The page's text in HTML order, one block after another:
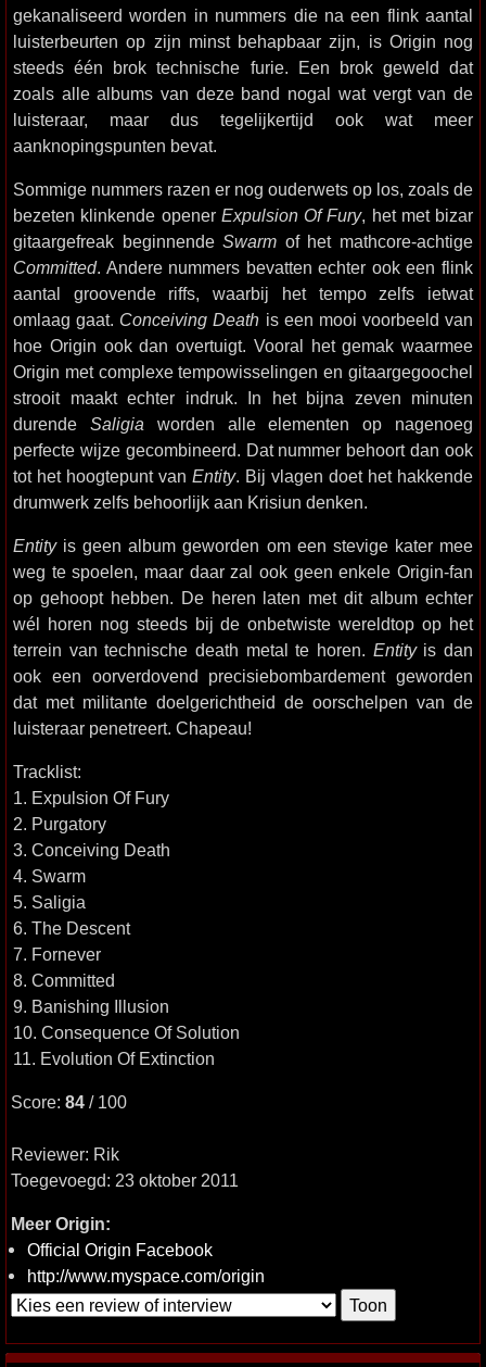
gekanaliseerd worden in nummers die na een flink aantal
luisterbeurten op zijn minst behapbaar zijn, is Origin nog
steeds één brok technische furie. Een brok geweld dat
zoals alle albums van deze band nogal wat vergt van de
luisteraar, maar dus tegelijkertijd ook wat meer
aanknopingspunten bevat.
Sommige nummers razen er nog ouderwets op los, zoals de
bezeten klinkende opener Expulsion Of Fury, het met bizar
gitaargefreak beginnendeSwarm of het mathcore-achtige
Committed. Andere nummers bevatten echter ook een flink
aantal groovende riffs, waarbij het tempo zelfs ietwat
omlaag gaat. Conceiving Death is een mooi voorbeeld van
hoe Origin ook dan overtuigt. Vooral het gemak waarmee
Origin met complexe tempowisselingen en gitaargegoochel
strooit maakt echter indruk. In het bijna zeven minuten
durende Saligia worden alle elementen op nagenoeg
perfecte wijze gecombineerd. Dat nummer behoort dan ook
tot het hoogtepunt van Entity. Bij vlagen doet het hakkende
drumwerk zelfs behoorlijk aan Krisiun denken.
Entityis geen album geworden om een stevige kater mee
weg te spoelen, maar daar zal ook geen enkele Origin-fan
op gehoopt hebben. De heren laten met dit album echter
wél horen nog steeds bij de onbetwiste wereldtop op het
terrein van technische death metal te horen. Entityis dan
ook een oorverdovend precisiebombardement geworden
dat met militante doelgerichtheid de oorschelpen van de
luisteraar penetreert. Chapeau!
Tracklist:
1. Expulsion Of Fury
2. Purgatory
3. Conceiving Death
4. Swarm
5. Saligia
6. The Descent
7. Fornever
8. Committed
9. Banishing Illusion
10. Consequence Of Solution
11. Evolution Of Extinction
Score: 84 / 100
Reviewer: Rik
Toegevoegd: 23 oktober 2011
Meer Origin:
Official Origin Facebook
http://www.myspace.com/origin